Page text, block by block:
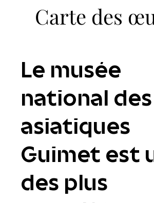
Carte des
Le musée
national
asiatiques
Guimet est
des plus